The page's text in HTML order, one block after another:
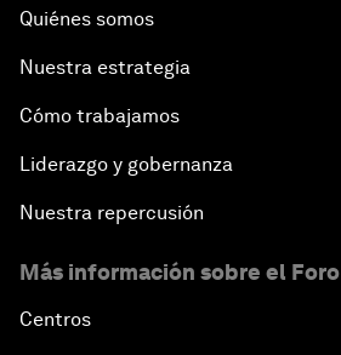
Quiénes somos
Nuestra estrategia
Cómo trabajamos
Liderazgo y gobernanza
Nuestra repercusión
Más información sobre el Foro
Centros